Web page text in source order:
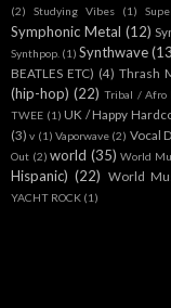
(2)
Studying Vibes (1)
Symphonic Metal (12)
Synthpop. (1) Synthwave
BEATLES ETC) (4) Thrash
(hip-hop) (22) Tribal / Afro
TWEE (1) UK / Happy
(3) v (1) Vaporwave (2) Vocal
Out (2) world (35) World
Hispanic) (22) World
YACHT ROCK (1)